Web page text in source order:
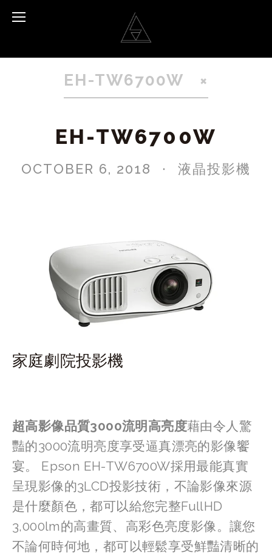
EH-TW6700W
EH-TW6700W
OCTOBER 6, 2018 液晶投影機
家庭劇院投影機
超高影像品質3000流明高亮度藉由令人驚
豔的3000流明亮度享受逼真漂亮的影像饗
宴。 Epson EH-TW6700W採用最能真實
呈現影像的3LCD投影技術，不論影像來源
是什麼顏色，都可以給您完整FullHD
3,000lm的高畫質、高彩色亮度影像。讓您
不論何時何地，都可以輕鬆享受鮮豔清晰的